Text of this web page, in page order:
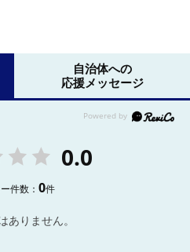
自治体への
応援メッセージ
0.0
件数：0件
ありません。